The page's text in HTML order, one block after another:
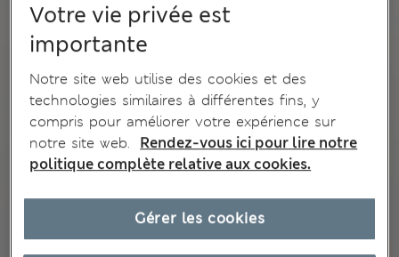
Votre vie privée est
importante
Notre site web utilise des cookies et des
technologies similaires à différentes fins, y
compris pour améliorer votre expérience sur
notre site web.
Rendez-vous ici pour lire notre
politique complète relative aux cookies.
Gérer les cookies